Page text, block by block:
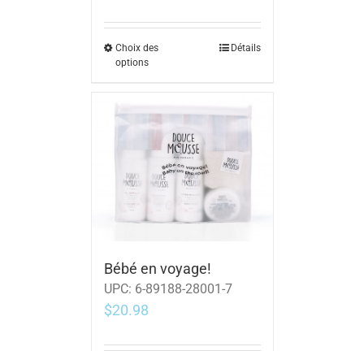
Choix des
options
Détails
Bébé en voyage!
UPC: 6-89188-28001-7
$20.98